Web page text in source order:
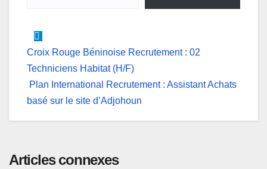
Navigation
de
l’article
Croix Rouge Béninoise Recrutement : 02
Techniciens Habitat (H/F)
Plan International Recrutement : Assistant Achats
basé sur le site d’Adjohoun
Articles connexes